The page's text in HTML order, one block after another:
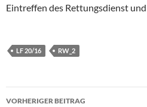
Eintreffen des Rettungsdienst
LF 20/16 RW_2
Beitragsnavigation
VORHERIGER BEITRAG